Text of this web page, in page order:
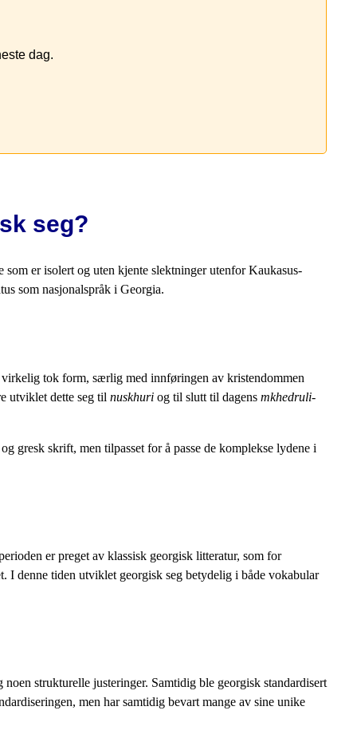
dag.
seg?
som er isolert og uten kjente slektninger utenfor Kaukasus-
som nasjonalspråk i Georgia.
tok form, særlig med innføringen av kristendommen
utviklet dette seg til nuskhuri og til slutt til dagens mkhedruli-
gresk skrift, men tilpasset for å passe de komplekse lydene i
er preget av klassisk georgisk litteratur, som for
denne tiden utviklet georgisk seg betydelig i både vokabular
strukturelle justeringer. Samtidig ble georgisk standardisert
men har samtidig bevart mange av sine unike